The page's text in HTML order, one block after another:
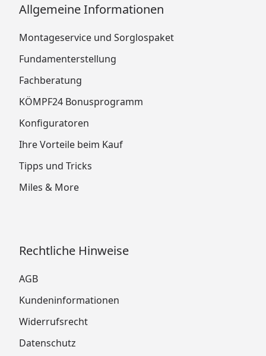
Allgemeine Informationen
Montageservice und Sorglospaket
Fundamenterstellung
Fachberatung
KÖMPF24 Bonusprogramm
Konfiguratoren
Ihre Vorteile beim Kauf
Tipps und Tricks
Miles & More
Rechtliche Hinweise
AGB
Kundeninformationen
Widerrufsrecht
Datenschutz